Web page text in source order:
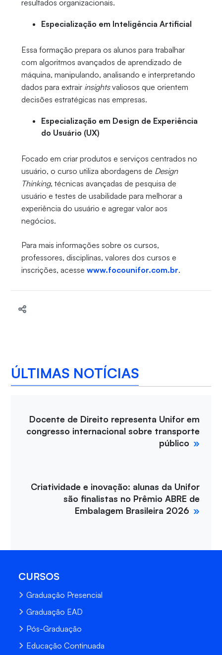
resultados organizacionais.
Especialização em Inteligência Artificial
Essa formação prepara os alunos para trabalhar
com algoritmos avançados de aprendizado de
máquina, manipulando, analisando e interpretando
dados para extrair insightsvaliosos que orientem
decisões estratégicas nas empresas.
Especialização em Design de Experiência
do Usuário (UX)
Focado em criar produtos e serviços centrados no
usuário, o curso utiliza abordagens de Design
Thinking, técnicas avançadas de pesquisa de
usuário e testes de usabilidade para melhorar a
experiência do usuário e agregar valor aos
negócios.
Para mais informações sobre os cursos,
professores, disciplinas, valores dos cursos e
inscrições, acesse www.focounifor.com.br.
ÚLTIMAS NOTÍCIAS
Docente de Direito representa Unifor em
congresso internacional sobre transporte
público
Criatividade e inovação: alunas da Unifor
são finalistas no Prêmio ABRE de
Embalagem Brasileira 2026
CURSOS
Graduação Presencial
Graduação EAD
Pós-Graduação
Educação Continuada